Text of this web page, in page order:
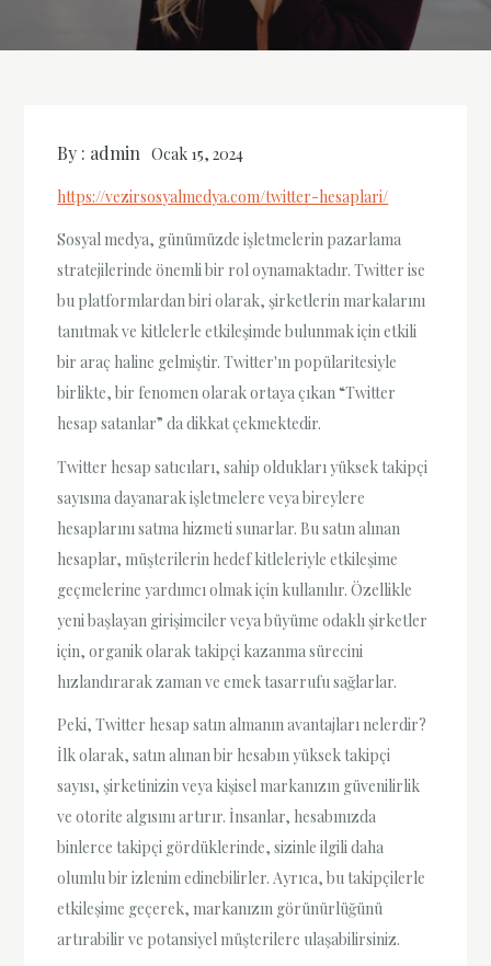
By : admin Ocak 15, 2024
https://vezirsosyalmedya.com/twitter-hesaplari/
Sosyal medya, günümüzde işletmelerin pazarlama
stratejilerinde önemli bir rol oynamaktadır. Twitter ise
bu platformlardan biri olarak, şirketlerin markalarını
tanıtmak ve kitlelerle etkileşimde bulunmak için etkili
bir araç haline gelmiştir. Twitter'ın popülaritesiyle
birlikte, bir fenomen olarak ortaya çıkan “Twitter
hesap satanlar” da dikkat çekmektedir.
Twitter hesap satıcıları, sahip oldukları yüksek takipçi
sayısına dayanarak işletmelere veya bireylere
hesaplarını satma hizmeti sunarlar. Bu satın alınan
hesaplar, müşterilerin hedef kitleleriyle etkileşime
geçmelerine yardımcı olmak için kullanılır. Özellikle
yeni başlayan girişimciler veya büyüme odaklı şirketler
için, organik olarak takipçi kazanma sürecini
hızlandırarak zaman ve emek tasarrufu sağlarlar.
Peki, Twitter hesap satın almanın avantajları nelerdir?
İlk olarak, satın alınan bir hesabın yüksek takipçi
sayısı, şirketinizin veya kişisel markanızın güvenilirlik
ve otorite algısını artırır. İnsanlar, hesabınızda
binlerce takipçi gördüklerinde, sizinle ilgili daha
olumlu bir izlenim edinebilirler. Ayrıca, bu takipçilerle
etkileşime geçerek, markanızın görünürlüğünü
artırabilir ve potansiyel müşterilere ulaşabilirsiniz.